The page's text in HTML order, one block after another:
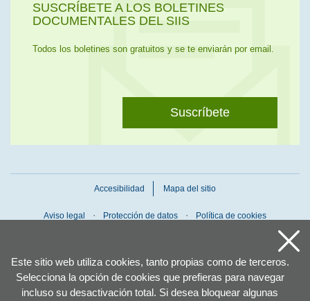
Este sitio web utiliza cookies, tanto propias como de terceros.
Selecciona la opción de cookies que prefieras para navegar
incluso su desactivación total. Si desea bloquear algunas
SUSCRÍBETE A LOS BOLETINES
DOCUMENTALES DEL SIIS
Todos los boletines son gratuitos y se te enviarán por email.
Suscríbete
Accesibilidad Mapa del sitio
Aviso legal Protección de datos Política de cookies